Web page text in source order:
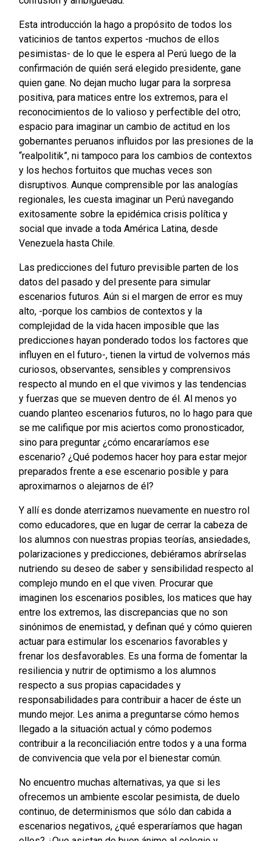
Esta introducción la hago a propósito de todos los
vaticinios de tantos expertos -muchos de ellos
pesimistas- de lo que le espera al Perú luego de la
confirmación de quién será elegido presidente, gane
quien gane. No dejan mucho lugar para la sorpresa
positiva, para matices entre los extremos, para el
reconocimientos de lo valioso y perfectible del otro;
espacio para imaginar un cambio de actitud en los
gobernantes peruanos influidos por las presiones de la
“realpolitik”, ni tampoco para los cambios de contextos
y los hechos fortuitos que muchas veces son
disruptivos. Aunque comprensible por las analogías
regionales, les cuesta imaginar un Perú navegando
exitosamente sobre la epidémica crisis política y
social que invade a toda América Latina, desde
Venezuela hasta Chile.
Las predicciones del futuro previsible parten de los
datos del pasado y del presente para simular
escenarios futuros. Aún si el margen de error es muy
alto, -porque los cambios de contextos y la
complejidad de la vida hacen imposible que las
predicciones hayan ponderado todos los factores que
influyen en el futuro-, tienen la virtud de volvernos más
curiosos, observantes, sensibles y comprensivos
respecto al mundo en el que vivimos y las tendencias
y fuerzas que se mueven dentro de él. Al menos yo
cuando planteo escenarios futuros, no lo hago para que
se me califique por mis aciertos como pronosticador,
sino para preguntar ¿cómo encararíamos ese
escenario? ¿Qué podemos hacer hoy para estar mejor
preparados frente a ese escenario posible y para
aproximarnos o alejarnos de él?
Y allí es donde aterrizamos nuevamente en nuestro rol
como educadores, que en lugar de cerrar la cabeza de
los alumnos con nuestras propias teorías, ansiedades,
polarizaciones y predicciones, debiéramos abrírselas
nutriendo su deseo de saber y sensibilidad respecto al
complejo mundo en el que viven. Procurar que
imaginen los escenarios posibles, los matices que hay
entre los extremos, las discrepancias que no son
sinónimos de enemistad, y definan qué y cómo quieren
actuar para estimular los escenarios favorables y
frenar los desfavorables. Es una forma de fomentar la
resiliencia y nutrir de optimismo a los alumnos
respecto a sus propias capacidades y
responsabilidades para contribuir a hacer de éste un
mundo mejor. Les anima a preguntarse cómo hemos
llegado a la situación actual y cómo podemos
contribuir a la reconciliación entre todos y a una forma
de convivencia que vela por el bienestar común.
No encuentro muchas alternativas, ya que si les
ofrecemos un ambiente escolar pesimista, de duelo
continuo, de determinismos que sólo dan cabida a
escenarios negativos, ¿qué esperaríamos que hagan